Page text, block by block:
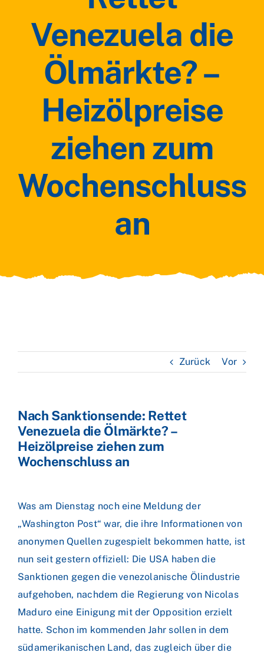
Venezuela die
Ölmärkte? –
Heizölpreise
ziehen zum
Wochenschluss
an
Zurück Vor
Nach Sanktionsende: Rettet
Venezuela die Ölmärkte? –
Heizölpreise ziehen zum
Wochenschluss an
Was am Dienstag noch eine Meldung der
„Washington Post“ war, die ihre Informationen von
anonymen Quellen zugespielt bekommen hatte, ist
nun seit gestern offiziell: Die USA haben die
Sanktionen gegen die venezolanische Ölindustrie
aufgehoben, nachdem die Regierung von Nicolas
Maduro eine Einigung mit der Opposition erzielt
hatte. Schon im kommenden Jahr sollen in dem
südamerikanischen Land, das zugleich über die